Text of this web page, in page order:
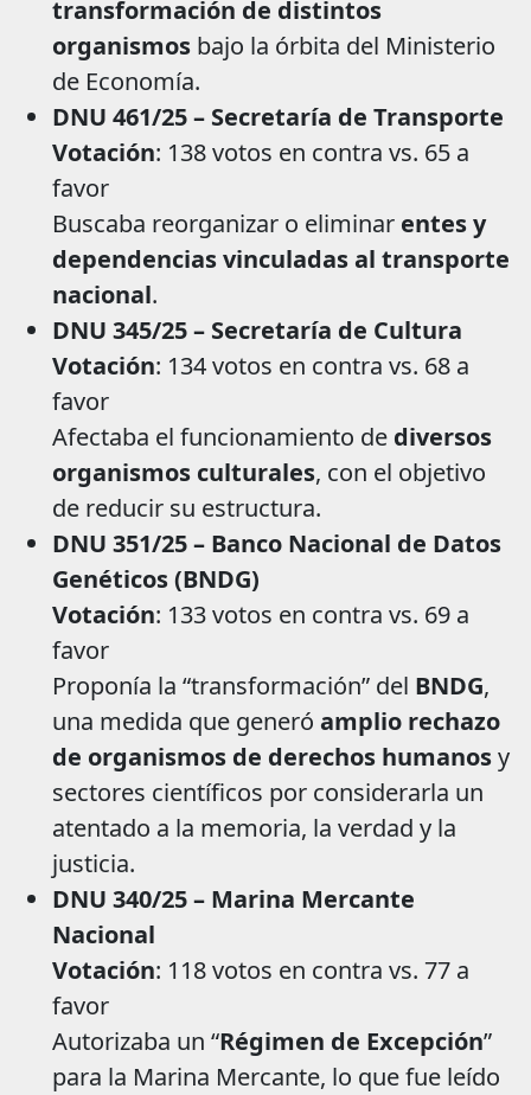
transformación de distintos
organismos bajo la órbita del Ministerio
de Economía.
DNU 461/25 – Secretaría de Transporte
Votación: 138 votos en contra vs. 65 a
favor
Buscaba reorganizar o eliminar entes y
dependencias vinculadas al transporte
nacional.
DNU 345/25 – Secretaría de Cultura
Votación: 134 votos en contra vs. 68 a
favor
Afectaba el funcionamiento de diversos
organismos culturales, con el objetivo
de reducir su estructura.
DNU 351/25 – Banco Nacional de Datos
Genéticos (BNDG)
Votación: 133 votos en contra vs. 69 a
favor
Proponía la “transformación” del BNDG,
una medida que generó amplio rechazo
de organismos de derechos humanosy
sectores científicos por considerarla un
atentado a la memoria, la verdad y la
justicia.
DNU 340/25 – Marina Mercante
Nacional
Votación: 118 votos en contra vs. 77 a
favor
Autorizaba un “Régimen de Excepción”
para la Marina Mercante, lo que fue leído